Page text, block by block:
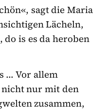
sagt die Maria
Lächeln,
is es da heroben
… Vor allem
nicht nur mit den
zusammen,